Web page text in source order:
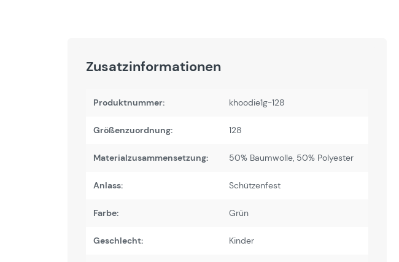
Zusatzinformationen
Produktnummer: khoodie1g-128
Größenzuordnung: 128
Materialzusammensetzung: 50% Baumwolle, 50% Polyester
Anlass: Schützenfest
Farbe: Grün
Geschlecht: Kinder